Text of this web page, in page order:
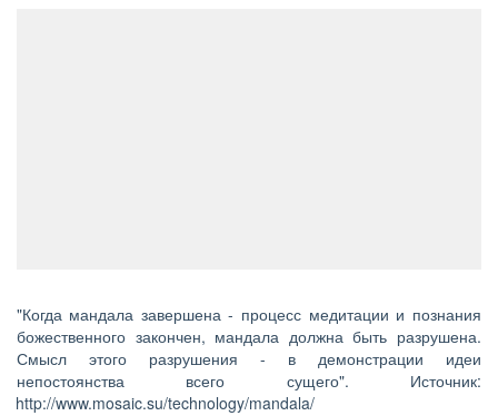
"Когда мандала завершена - процесс медитации и познания
божественного закончен, мандала должна быть разрушена.
Смысл этого разрушения - в демонстрации идеи
непостоянства всего сущего". Источник:
http://www.mosaic.su/technology/mandala/